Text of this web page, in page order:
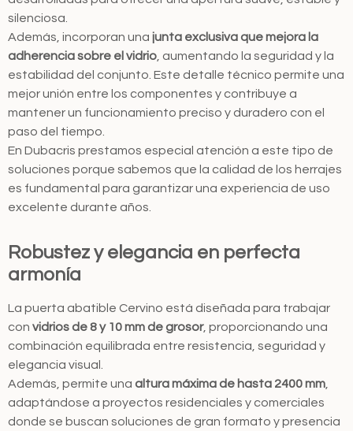
silenciosa.
Además, incorporan una junta exclusiva que mejora la
adherencia sobre el vidrio , aumentando la seguridad y la
estabilidad del conjunto. Este detalle técnico permite una
mejor unión entre los componentes y contribuye a
mantener un funcionamiento preciso y duradero con el
paso del tiempo.
En Dubacris prestamos especial atención a este tipo de
soluciones porque sabemos que la calidad de los herrajes
es fundamental para garantizar una experiencia de uso
excelente durante años.
Robustez y elegancia en perfecta
armonía
La puerta abatible Cervino está diseñada para trabajar
con vidrios de 8 y 10 mm de grosor, proporcionando una
combinación equilibrada entre resistencia, seguridad y
elegancia visual.
Además, permite una altura máxima de hasta 2400 mm
adaptándose a proyectos residenciales y comerciales
donde se buscan soluciones de gran formato y presencia